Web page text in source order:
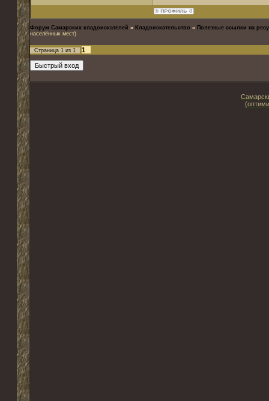
Форум Самарских кладоискателей » Кладоискательство » Полезные ссылки на
населённых мест)
Страница 1 из 1 1